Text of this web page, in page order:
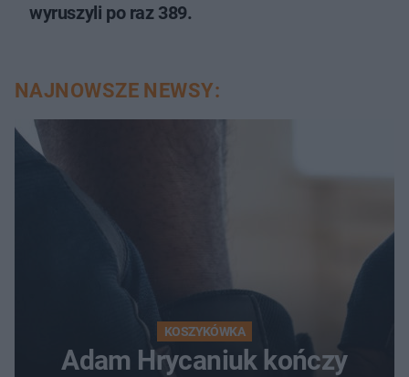
wyruszyli po raz 389.
NAJNOWSZE NEWSY:
KOSZYKÓWKA
Adam Hrycaniuk kończy